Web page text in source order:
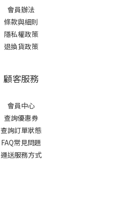
會員辦法
條款與細則
隱私權政策
退換貨政策
顧客服務
會員中心
查詢優惠券
查詢訂單狀態
FAQ常見問題
運送服務方式